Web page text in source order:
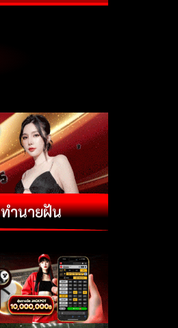
ทำนายฝัน